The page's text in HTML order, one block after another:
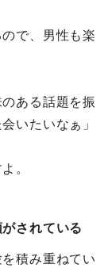
で、男性も楽
ある話題を振
いたいなぁ」
。
されている
積み重ねてい